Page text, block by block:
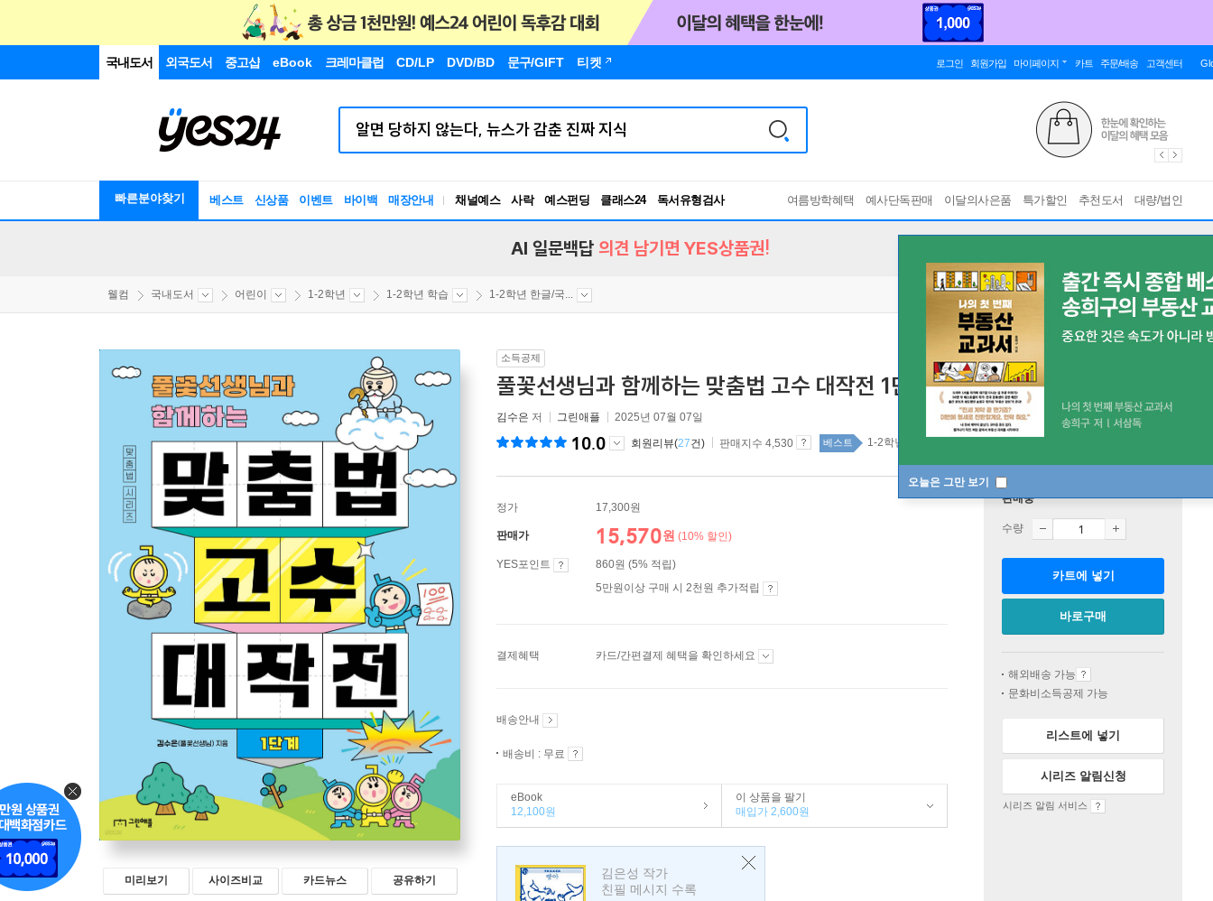
국내도서 외국도서 중고샵 eBook 크레마클럽 CD/LP DVD/BD 문구/GIFT 티켓 로그인 회원가입 마이페이지 카트 주문/배송 고객센터
빠른분야찾기 베스트 신상품 이벤트 바이백 매장안내 채널예스 사락 예스펀딩 클래스24
독서유형검사
RBTI Lab
여름방학혜택 예사단독판매 이달의사은품 특가할인 추천도서 대량/법인
오늘은 그만 보기
AI 일문백답 의견 남기면 YES상품권!
웰컴 국내도서 어린이 1-2학년 1-2학년 학습 1-2학년 한글/국...
미리보기 사이즈비교 카드뉴스 공유하기
소득공제
풀꽃선생님과 함께하는 맞춤법 고수 대작전 1단계
김수은 저 그린애플 2025년 07월 07일
10.0 회원리뷰(27건) 판매지수 4,530 베스트 1-2학년 top100 2주
정가 17,300원
판매가 15,570원 (10% 할인)
YES포인트
860원 (5% 적립)
5만원이상 구매 시 2천원 추가적립
결제혜택 카드/간편결제 혜택을 확인하세요
배송안내
배송비 : 무료
eBook
12,100원
이 상품을 팔기
매입가 2,600원
김은성 작가
친필 메시지 수록
판매중
수량
카트에 넣기
바로구매
해외배송 가능
문화비소득공제 가능
리스트에 넣기
시리즈 알림신청
시리즈 알림 서비스